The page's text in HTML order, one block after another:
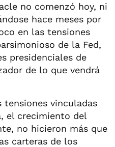
no comenzó hoy, ni
hace meses por
en las tensiones
de la Fed,
presidenciales de
de lo que vendrá
tensiones vinculadas
el crecimiento del
no hicieron más que
carteras de los